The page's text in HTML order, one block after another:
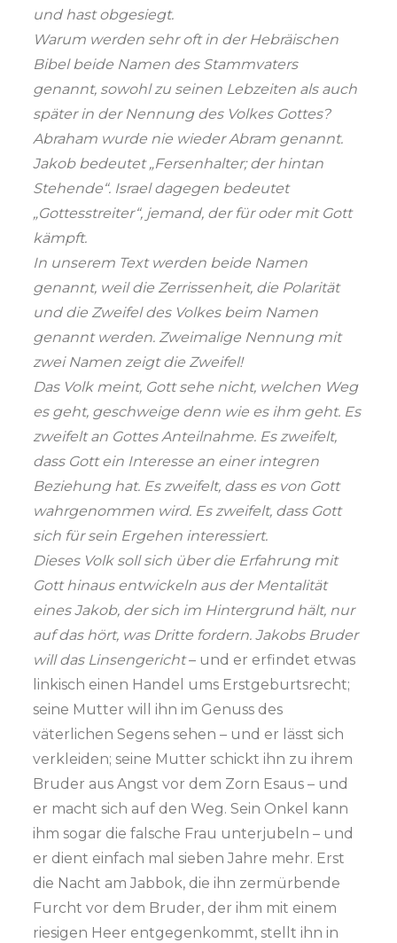
und hast obgesiegt.
Warum werden sehr oft in der Hebräischen
Bibel beide Namen des Stammvaters
genannt, sowohl zu seinen Lebzeiten als auch
später in der Nennung des Volkes Gottes?
Abraham wurde nie wieder Abram genannt.
Jakob bedeutet „Fersenhalter; der hintan
Stehende“. Israel dagegen bedeutet
„Gottesstreiter“, jemand, der für oder mit Gott
kämpft.
In unserem Text werden beide Namen
genannt, weil die Zerrissenheit, die Polarität
und die Zweifel des Volkes beim Namen
genannt werden. Zweimalige Nennung mit
zwei Namen zeigt die Zweifel!
Das Volk meint, Gott sehe nicht, welchen Weg
es geht, geschweige denn wie es ihm geht. Es
zweifelt an Gottes Anteilnahme. Es zweifelt,
dass Gott ein Interesse an einer integren
Beziehung hat. Es zweifelt, dass es von Gott
wahrgenommen wird. Es zweifelt, dass Gott
sich für sein Ergehen interessiert.
Dieses Volk soll sich über die Erfahrung mit
Gott hinaus entwickeln aus der Mentalität
eines Jakob, der sich im Hintergrund hält, nur
auf das hört, was Dritte fordern. Jakobs Bruder
will das Linsengericht– und er erfindet etwas
linkisch einen Handel ums Erstgeburtsrecht;
seine Mutter will ihn im Genuss des
väterlichen Segens sehen – und er lässt sich
verkleiden; seine Mutter schickt ihn zu ihrem
Bruder aus Angst vor dem Zorn Esaus – und
er macht sich auf den Weg. Sein Onkel kann
ihm sogar die falsche Frau unterjubeln – und
er dient einfach mal sieben Jahre mehr. Erst
die Nacht am Jabbok, die ihn zermürbende
Furcht vor dem Bruder, der ihm mit einem
riesigen Heer entgegenkommt, stellt ihn in